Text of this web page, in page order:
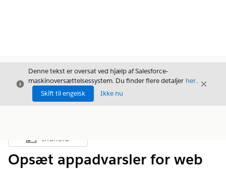
Luk
Denne tekst er oversat ved hjælp af Salesforce-
maskinoversættelsessystem. Du finder flere detaljer her.
Skift til engelsk
Ikke nu
Luk
Vis indholdsfortegnelse
Indhold
Opsæt appadvarsler for web